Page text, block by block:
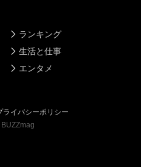
ランキング
生活と仕事
エンタメ
ライバシーポリシー
BUZZmag